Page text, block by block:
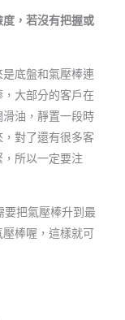
，若沒有把握或
底盤和氣壓棒連
大部分的客戶在
油，靜置一段時
對了還有很多客
所以一定要注
要把氣壓棒升到最
棒喔，這樣就可